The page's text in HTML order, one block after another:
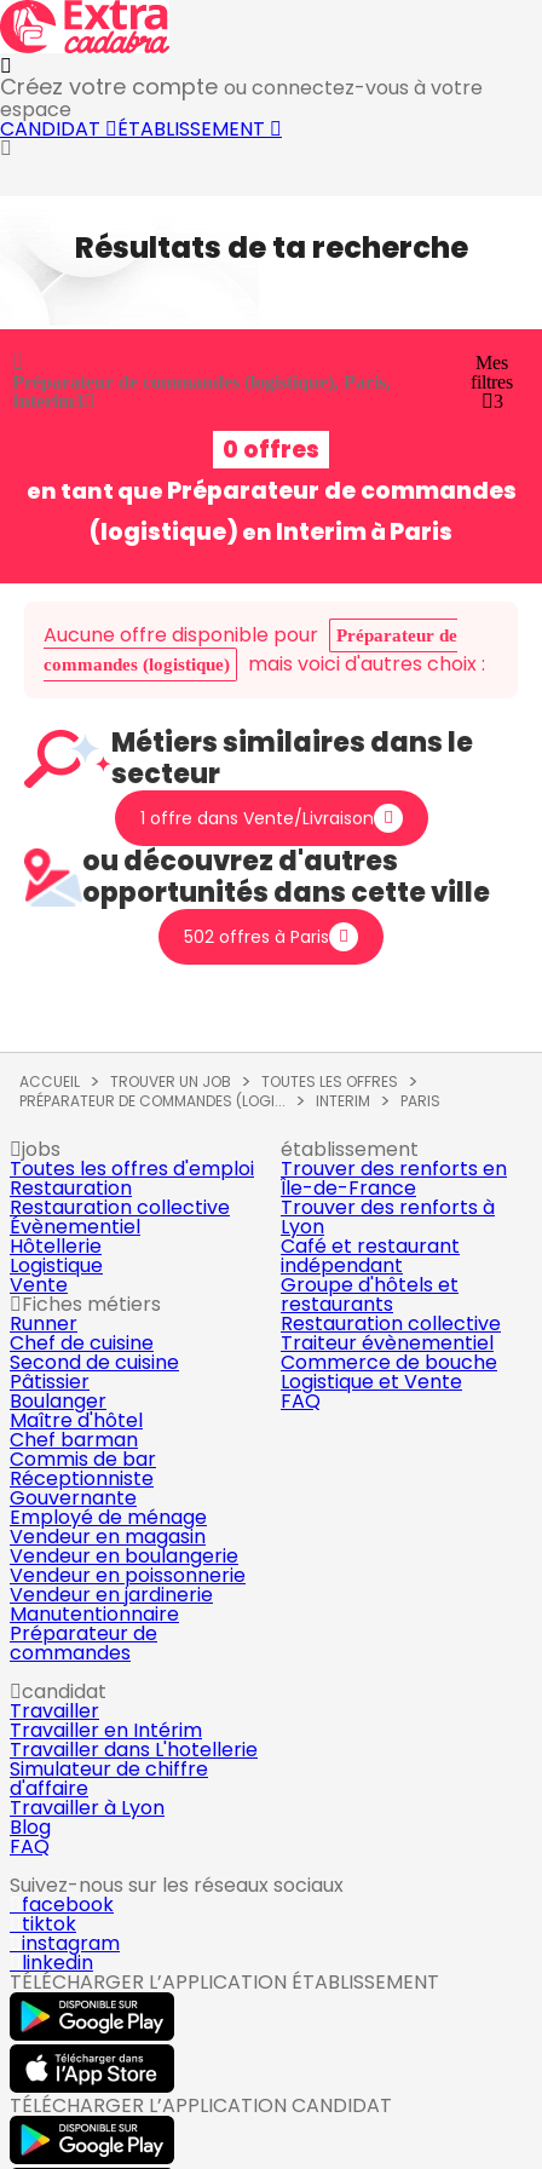
Créez votre compte ou connectez-vous à votre
espace
CANDIDAT ÉTABLISSEMENT
Résultats de ta recherche
Préparateur de commandes (logistique), Paris,
Interim3
Mes
filtres
3
0 offres
en tant que Préparateur de commandes
(logistique) en Interimà Paris
Aucune offre disponible pour
Préparateur de
commandes (logistique)
mais voici d'autres choix :
Métiers similaires dans le
secteur
1 offre dans Vente/Livraison
ou découvrez d'autres
opportunités dans cette ville
502 offres à Paris
ACCUEIL TROUVER UN JOB
TOUTES LES OFFRES
PRÉPARATEUR DE COMMANDES (LOGI...
INTERIM PARIS
jobs
Toutes les offres d'emploi
Restauration
Restauration collective
Évènementiel
Hôtellerie
Logistique
Vente
Fiches métiers
Runner
Chef de cuisine
Second de cuisine
Pâtissier
Boulanger
Maître d'hôtel
Chef barman
Commis de bar
Réceptionniste
Gouvernante
Employé de ménage
Vendeur en magasin
Vendeur en boulangerie
Vendeur en poissonnerie
Vendeur en jardinerie
Manutentionnaire
Préparateur de
commandes
établissement
Trouver des renforts en
Île-de-France
Trouver des renforts à
Lyon
Café et restaurant
indépendant
Groupe d'hôtels et
restaurants
Restauration collective
Traiteur évènementiel
Commerce de bouche
Logistique et Vente
FAQ
candidat
Travailler
Travailler en Intérim
Travailler dans L'hotellerie
Simulateur de chiffre
d'affaire
Travailler à Lyon
Blog
FAQ
Suivez-nous sur les réseaux sociaux
facebook
tiktok
instagram
linkedin
TÉLÉCHARGER L’APPLICATION ÉTABLISSEMENT
TÉLÉCHARGER L’APPLICATION CANDIDAT